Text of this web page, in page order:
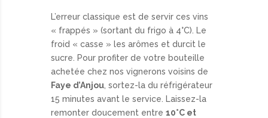
L’erreur classique est de servir ces vins
« frappés » (sortant du frigo à 4°C). Le
froid « casse » les arômes et durcit le
sucre. Pour profiter de votre bouteille
achetée chez nos vignerons voisins de
Faye d’Anjou, sortez-la du réfrigérateur
15 minutes avant le service. Laissez-la
remonter doucement entre 10°C et